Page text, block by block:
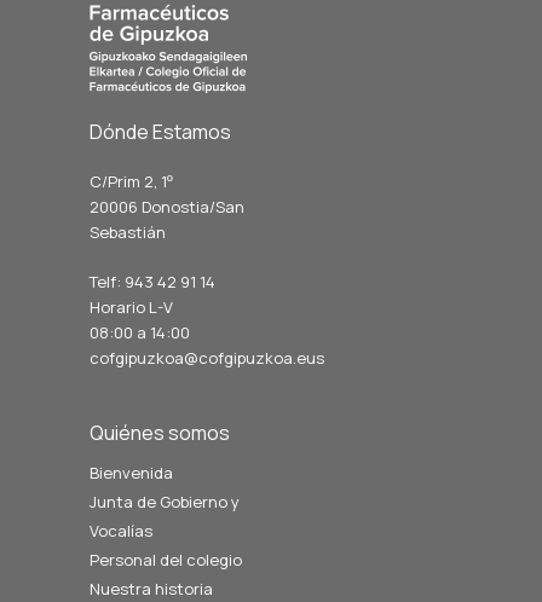
Dónde Estamos
C/Prim 2, 1º
20006 Donostia/San
Sebastián
Telf: 943 42 91 14
Horario L-V
08:00 a 14:00
cofgipuzkoa@cofgipuzkoa.eus
Quiénes somos
Bienvenida
Junta de Gobierno y
Vocalías
Personal del colegio
Nuestra historia